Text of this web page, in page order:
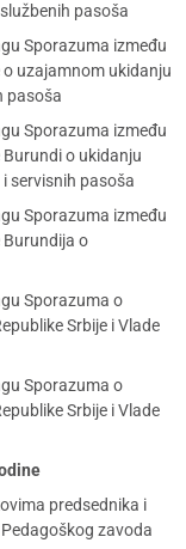
pasoša
Sporazuma između
o uzajamnom ukidanju
pasoša
Sporazuma između
Burundi o ukidanju
servisnih pasoša
Sporazuma između
Burundija o
Sporazuma o
Srbije i Vlade
Sporazuma o
Srbije i Vlade
predsednika i
zavoda